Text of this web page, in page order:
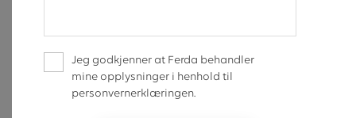
Jeg godkjenner at Ferda behandler
mine opplysninger i henhold til
personvernerklæringen.